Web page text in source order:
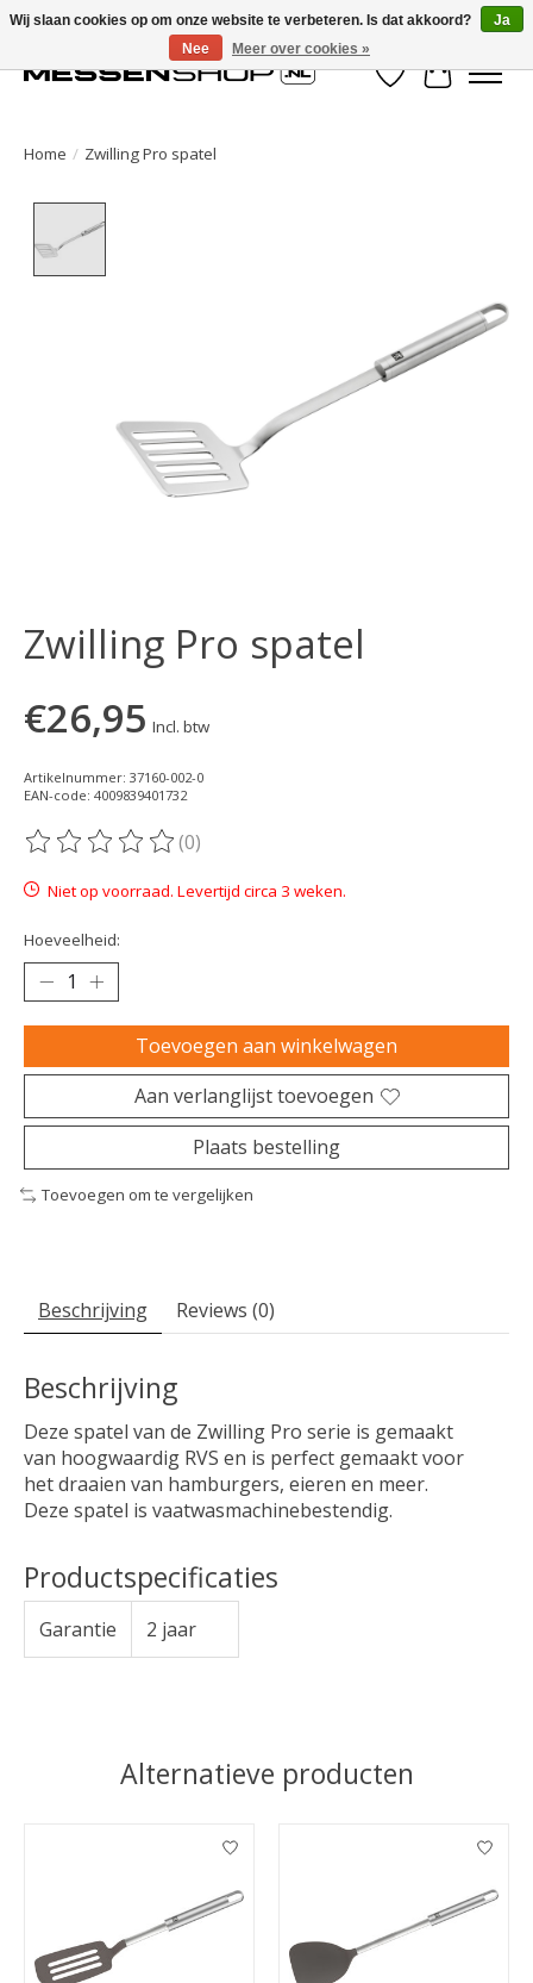
Verlanglijst
Home / Zwilling Pro spatel
Zwilling Pro spatel
€26,95 Incl. btw
Artikelnummer: 37160-002-0
EAN-code: 4009839401732
De beoordeling van dit product is
(0)
Niet op voorraad. Levertijd circa 3 weken.
Hoeveelheid:
Toevoegen aan winkelwagen
Aan verlanglijst toevoegen
Plaats bestelling
Toevoegen om te vergelijken
Beschrijving Reviews (0)
Beschrijving
Deze spatel van de Zwilling Pro serie is gemaakt
van hoogwaardig RVS en is perfect gemaakt voor
het draaien van hamburgers, eieren en meer.
Deze spatel is vaatwasmachinebestendig.
Productspecificaties
Garantie 2 jaar
Alternatieve producten
Items van productcarrousel
Wij slaan cookies op om onze website te verbeteren. Is dat akkoord?
Ja
Nee
Meer over cookies »